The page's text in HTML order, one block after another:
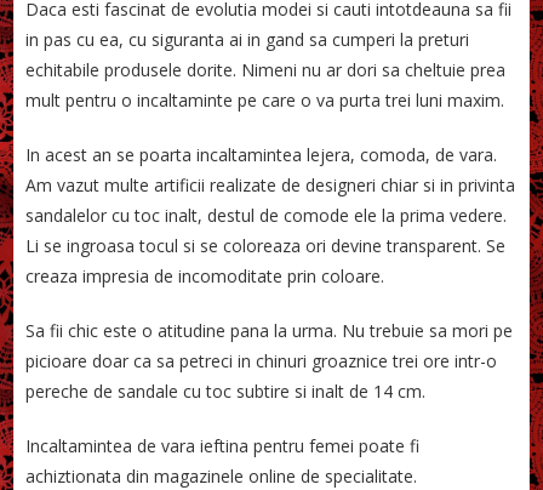
Daca esti fascinat de evolutia modei si cauti intotdeauna sa fii
in pas cu ea, cu siguranta ai in gand sa cumperi la preturi
echitabile produsele dorite. Nimeni nu ar dori sa cheltuie prea
mult pentru o incaltaminte pe care o va purta trei luni maxim.
In acest an se poarta incaltamintea lejera, comoda, de vara.
Am vazut multe artificii realizate de designeri chiar si in privinta
sandalelor cu toc inalt, destul de comode ele la prima vedere.
Li se ingroasa tocul si se coloreaza ori devine transparent. Se
creaza impresia de incomoditate prin coloare.
Sa fii chic este o atitudine pana la urma. Nu trebuie sa mori pe
picioare doar ca sa petreci in chinuri groaznice trei ore intr-o
pereche de sandale cu toc subtire si inalt de 14 cm.
Incaltamintea de vara ieftina pentru femei poate fi
achiztionata din magazinele online de specialitate.